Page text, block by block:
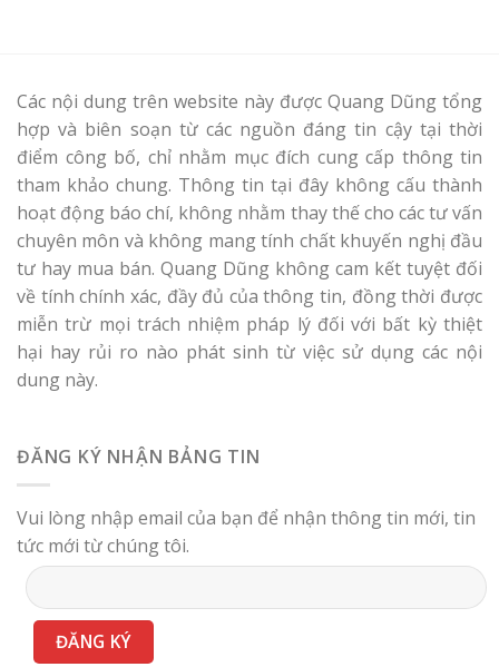
Các nội dung trên website này được Quang Dũng tổng
hợp và biên soạn từ các nguồn đáng tin cậy tại thời
điểm công bố, chỉ nhằm mục đích cung cấp thông tin
tham khảo chung. Thông tin tại đây không cấu thành
hoạt động báo chí, không nhằm thay thế cho các tư vấn
chuyên môn và không mang tính chất khuyến nghị đầu
tư hay mua bán. Quang Dũng không cam kết tuyệt đối
về tính chính xác, đầy đủ của thông tin, đồng thời được
miễn trừ mọi trách nhiệm pháp lý đối với bất kỳ thiệt
hại hay rủi ro nào phát sinh từ việc sử dụng các nội
dung này.
ĐĂNG KÝ NHẬN BẢNG TIN
Vui lòng nhập email của bạn để nhận thông tin mới, tin
tức mới từ chúng tôi.